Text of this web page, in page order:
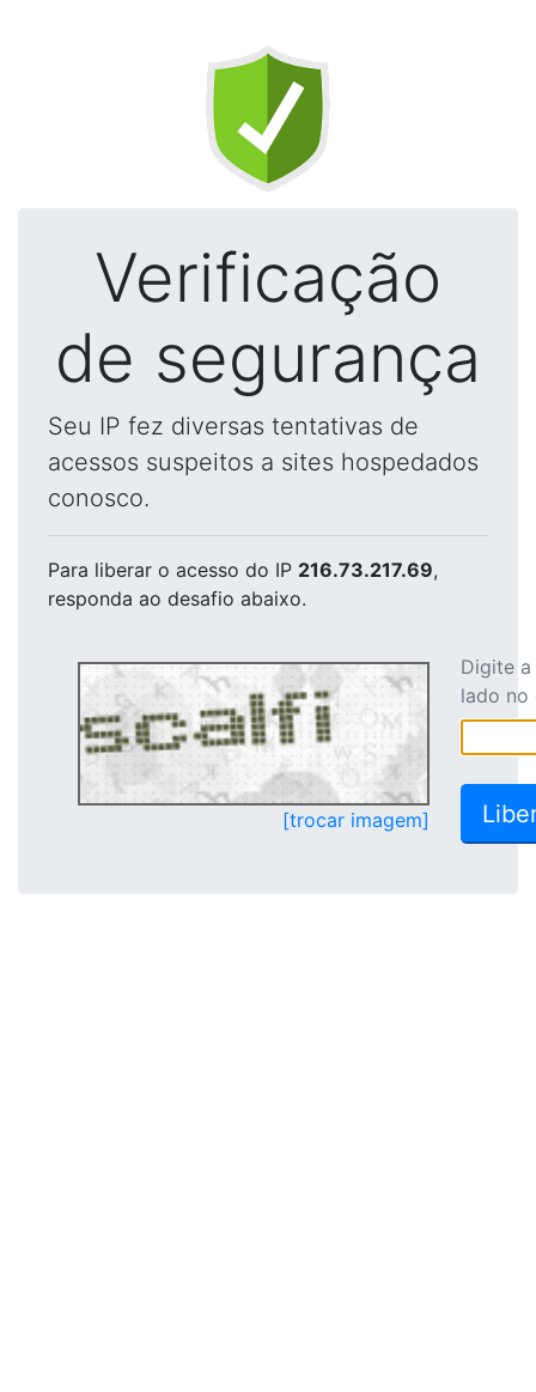
Verificação
de segurança
Seu IP fez diversas tentativas de
acessos suspeitos a sites hospedados
conosco.
Para liberar o acesso do IP 216.73.217.69,
responda ao desafio abaixo.
[trocar imagem]
Digite
lado no